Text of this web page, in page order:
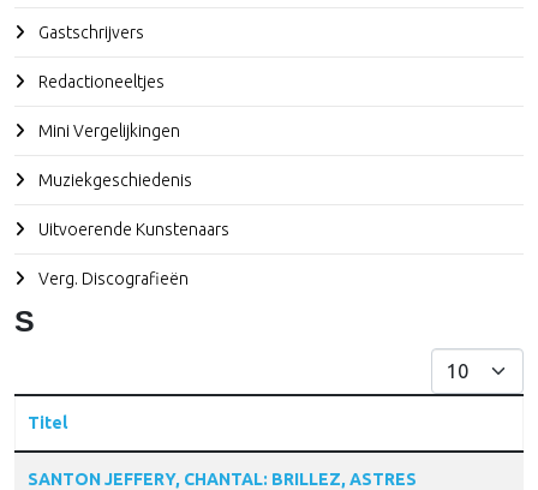
Gastschrijvers
Redactioneeltjes
Mini Vergelijkingen
Muziekgeschiedenis
Uitvoerende Kunstenaars
Verg. Discografieën
S
Toon #
Titel
SANTON JEFFERY, CHANTAL: BRILLEZ, ASTRES